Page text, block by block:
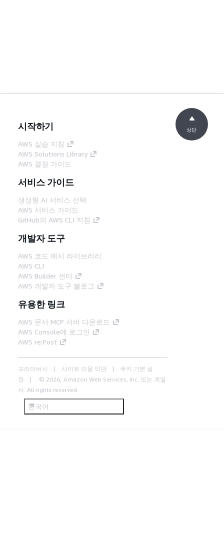
시작하기
AWS 실습 지침
AWS Solutions Library
AWS 결정 가이드
서비스 가이드
생성형 AI 서비스 선택
AWS 서비스 가이드
GitHub의 AWS CLI 지침
개발자 도구
AWS 코드 예시 라이브러리
AWS CLI
AWS Builder 센터
AWS 개발자 도구 블로그
유용한 링크
AWS 문서 MCP 서버 다운로드
AWS Console에 로그인
AWS re:Post
프라이버시 사이트 이용 약관
쿠키 기본 설
정
© 2026, Amazon Web Services, Inc. 또는 계열
사. All rights reserved.
한국어
상단